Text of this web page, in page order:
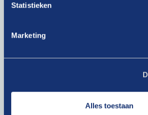
Statistieken
Marketing
Alles toestaan
in voor onze nieuwsbrief!
E-
Krijg als lid toegang tot exclusieve